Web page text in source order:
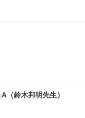
（鈴木邦明先生）